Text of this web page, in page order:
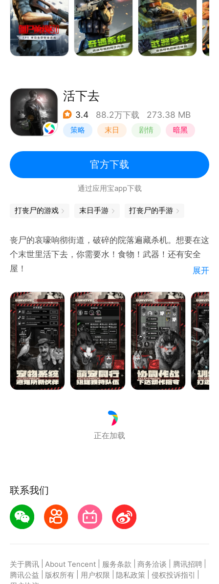
◆◆奇遇系统，挑战与福利同步升级◆◆
全新奇遇玩法，不定时随机触发，难度更大奖励更丰
厚。
◆◆每周挑战，众多玩家同台竞技◆◆
◆◆极限操作，沉浸式互动操作体验◆◆
新增“QTE”操作系统，玩家可通过点击或滑动按钮，进
行精彩操作如背后突袭、急闪等，将操作手感和视觉表
现巧妙融合。
拥有37款各具特色的武器，玩家可以体验机枪“一夫当
关万夫莫开”的豪迈，尝试狙击“千米开外一击必杀”，
感受冲锋“灵活穿梭”的激情。
◆◆可爱萌宠，一人一狗共闯世界◆◆
尾，不一而足。宠物搜寻系统能自动探索，轻松获取资
源，更有概率获得稀有模组等资源。
活下去
3.4 88.2万下载 273.38 MB
策略 末日 剧情 暗黑
官方下载
通过应用宝app下载
打丧尸的游戏 末日手游 打丧尸的手游
丧尸的哀嚎响彻街道，破碎的院落遍藏杀机。想要在这
个末世里活下去，你需要水！食物！武器！还有安全
屋！
去搜寻每一座你看到建筑，把能找到的一切资源搬回你
的家，噢！别忘了，你需要一个背包！
你必须小心翼翼，警惕任何细微的声响，以免惊动成群
的丧尸！如果不幸惊动，那就准备战斗或者逃命吧！我
比较推荐后者。
展开
正在加载
联系我们
关于腾讯 About Tencent 服务条款 商务洽谈 腾讯招聘
腾讯公益
版权所有 用户权限 隐私政策 侵权投诉指引